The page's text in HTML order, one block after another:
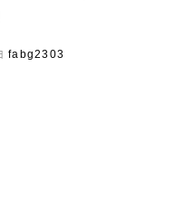
fabg2303